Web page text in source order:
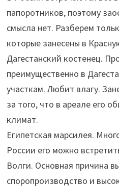
папоротников, поэтому
смысла нет. Разберем
которые занесены в
Дагестанский костенец.
преимущественно в
участкам. Любит влагу.
за того, что в ареале его
климат.
Египетская марсилея.
России его можно
Волги. Основная причина
споропроизводство и